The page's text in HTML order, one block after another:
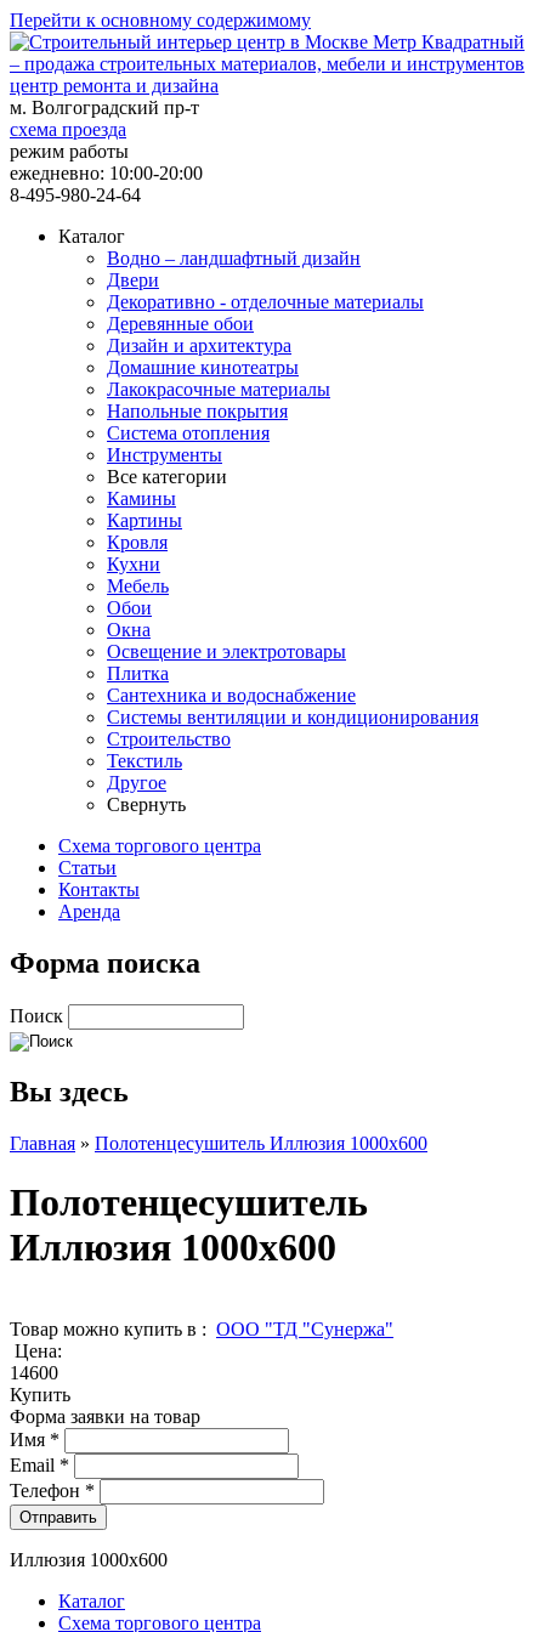
Перейти к основному содержимому
центр ремонта и дизайна
м. Волгоградский пр-т
схема проезда
режим работы
ежедневно: 10:00-20:00
8-495-980-24-64
Каталог
Водно – ландшафтный дизайн
Двери
Декоративно - отделочные материалы
Деревянные обои
Дизайн и архитектура
Домашние кинотеатры
Лакокрасочные материалы
Напольные покрытия
Система отопления
Инструменты
Все категории
Камины
Картины
Кровля
Кухни
Мебель
Обои
Окна
Освещение и электротовары
Плитка
Сантехника и водоснабжение
Системы вентиляции и кондиционирования
Строительство
Текстиль
Другое
Свернуть
Схема торгового центра
Статьи
Контакты
Аренда
Форма поиска
Поиск
Вы здесь
Главная » Полотенцесушитель Иллюзия 1000х600
Полотенцесушитель
Иллюзия 1000х600
Товар можно купить в : ООО "ТД "Сунержа"
Цена:
14600
Купить
Форма заявки на товар
Имя *
Email *
Телефон *
Иллюзия 1000х600
Каталог
Схема торгового центра